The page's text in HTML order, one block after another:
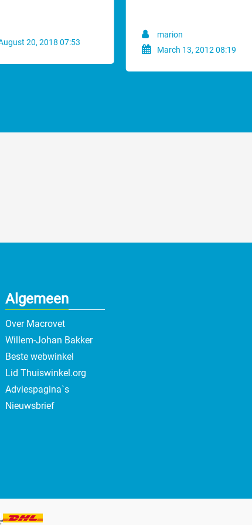
20, 2018 07:53
marion
March 13, 2012 08:19
Algemeen
Over Macrovet
Willem-Johan Bakker
Beste webwinkel
Lid Thuiswinkel.org
Adviespagina`s
Nieuwsbrief